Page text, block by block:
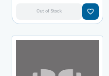
Out of Stock favorite_border